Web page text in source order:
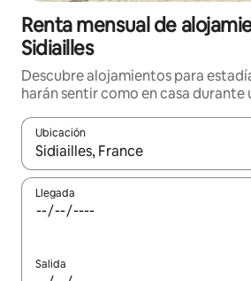
Renta mensual de
Sidiailles
Descubre alojamientos para
harán sentir como en casa durante
Ubicación
Cuando los resultados estén
Llegada
Salida